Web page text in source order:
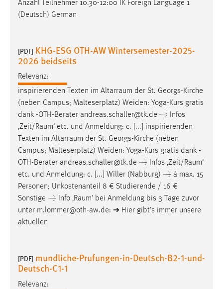
Anzahl Teilnehmer 10.30-12:00 IK Foreign Language 1
(Deutsch) German
[PDF] KHG-ESG OTH-AW Wintersemester-2025-
2026 beidseits
Relevanz:
inspirierenden Texten im Altarraum der St. Georgs-Kirche
(neben Campus; Malteserplatz) Weiden: Yoga-Kurs gratis
dank -OTH-Berater andreas.schaller@tk.de → Infos
‚Zeit/Raum‘ etc. und Anmeldung: c. [...] inspirierenden
Texten im Altarraum der St. Georgs-Kirche (neben
Campus; Malteserplatz) Weiden: Yoga-Kurs gratis dank -
OTH-Berater andreas.schaller@tk.de → Infos ‚Zeit/Raum‘
etc. und Anmeldung: c. [...] Willer (Nabburg) → á max. 15
Personen; Unkostenanteil 8 € Studierende / 16 €
Sonstige → Info ‚Raum‘ bei Anmeldung bis 3 Tage zuvor
unter m.lommer@oth-aw.de: ➔ Hier gibt’s immer unsere
aktuellen
[PDF] mundliche-Prufungen-in-Deutsch-B2-1-und-
Deutsch-C1-1
Relevanz:
Das Cookie speichert die gewählte Sprache der Website.
Chat
Name:
MibewSessionID, MIBEW_UserID, mibew_locale, mibew-
chat-frame-style-5e9dbeb1811c0446
Zweck:
Wird benötigt um die Chatfunktion nutzen zu können.
Cookie Laufzeit:
MibewSessionID, mibew-chat-frame-style-
5e9dbeb1811c0446 = Sitzungslaufzeit, mibew_locale = 3
Jahre, MIBEW_UserID = 1 Jahr
Login
Zweck:
einloggen zu können.